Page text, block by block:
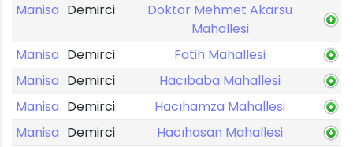
Manisa Demirci
Doktor Mehmet Akarsu
Mahallesi
Manisa Demirci
Fatih Mahallesi
Manisa Demirci
Hacıbaba Mahallesi
Manisa Demirci
Hacıhamza Mahallesi
Manisa Demirci
Hacıhasan Mahallesi